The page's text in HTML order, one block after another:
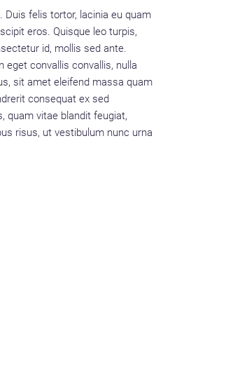
Duis felis tortor, lacinia eu quam
eros. Quisque leo turpis,
id, mollis sed ante.
eget convallis convallis, nulla
sit amet eleifend massa quam
consequat ex sed
quam vitae blandit feugiat,
risus, ut vestibulum nunc urna